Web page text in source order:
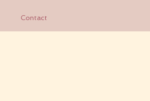
Contact